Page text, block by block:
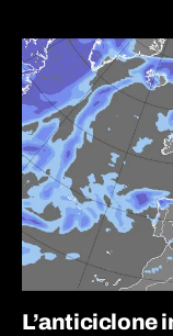
L’anticiclone